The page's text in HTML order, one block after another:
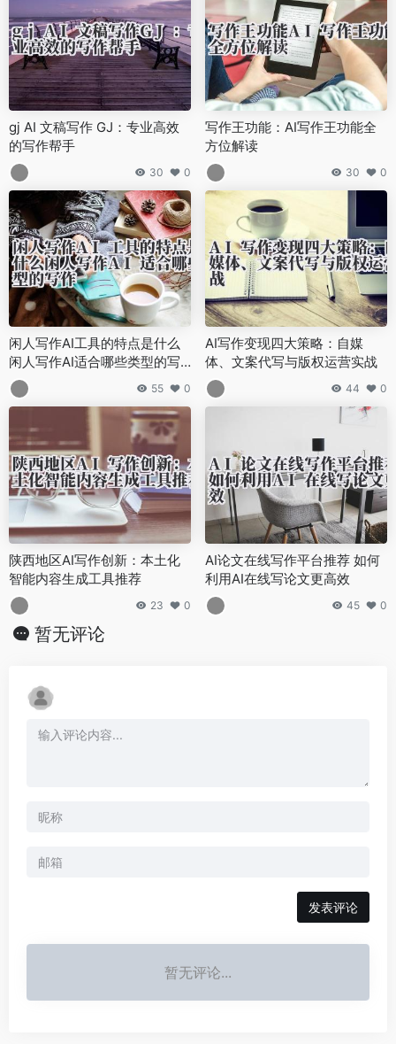
gj AI 文稿写作 GJ：专业高效
的写作帮手
30 0
写作王功能：AI写作王功能全
方位解读
30 0
闲人写作AI工具的特点是什么
闲人写作AI适合哪些类型的写
作
55 0
AI写作变现四大策略：自媒
体、文案代写与版权运营实战
44 0
陕西地区AI写作创新：本土化
智能内容生成工具推荐
23 0
AI论文在线写作平台推荐 如何
利用AI在线写论文更高效
45 0
暂无评论
发表评论
暂无评论...